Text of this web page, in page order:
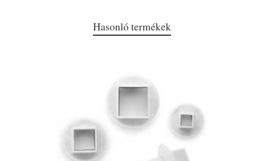
Hasonló termékek